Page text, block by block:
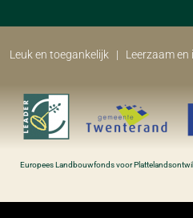
Leuk en toegankelijk | Leerzaam
Europees Landbouwfonds voor